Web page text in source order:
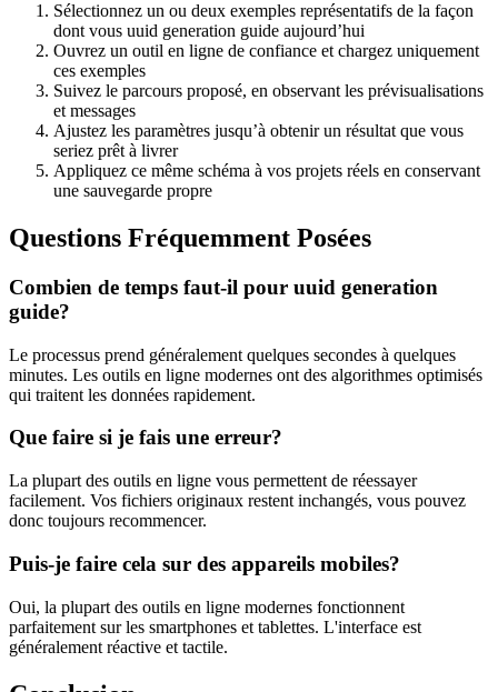
Sélectionnez un ou deux exemples représentatifs de la façon
dont vous uuid generation guide aujourd’hui
Ouvrez un outil en ligne de confiance et chargez uniquement
ces exemples
Suivez le parcours proposé, en observant les prévisualisations
et messages
Ajustez les paramètres jusqu’à obtenir un résultat que vous
seriez prêt à livrer
Appliquez ce même schéma à vos projets réels en conservant
une sauvegarde propre
Questions Fréquemment Posées
Combien de temps faut-il pour uuid generation
guide?
Le processus prend généralement quelques secondes à quelques
minutes. Les outils en ligne modernes ont des algorithmes optimisés
qui traitent les données rapidement.
Que faire si je fais une erreur?
La plupart des outils en ligne vous permettent de réessayer
facilement. Vos fichiers originaux restent inchangés, vous pouvez
donc toujours recommencer.
Puis-je faire cela sur des appareils mobiles?
Oui, la plupart des outils en ligne modernes fonctionnent
parfaitement sur les smartphones et tablettes. L'interface est
généralement réactive et tactile.